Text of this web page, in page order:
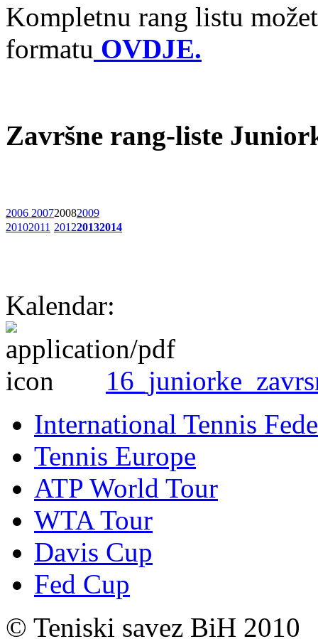
Kompletnu rang listu
formatu OVDJE.
Završne rang-liste
2006 200720082009
20102011 201220132014
Kalendar:
International Tennis
Tennis Europe
ATP World Tour
WTA Tour
Davis Cup
Fed Cup
© Teniski savez BiH 2010